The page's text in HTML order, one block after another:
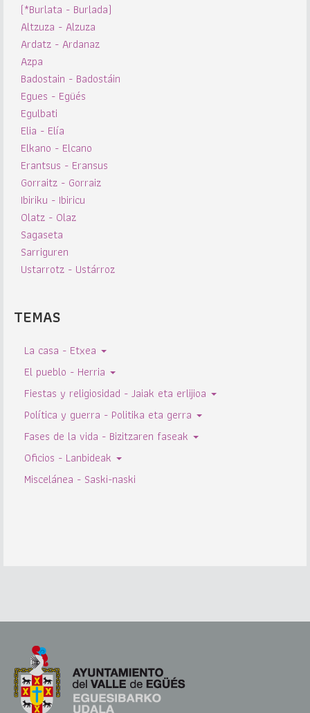
(*Burlata - Burlada)
Altzuza - Alzuza
Ardatz - Ardanaz
Azpa
Badostain - Badostáin
Egues - Egüés
Egulbati
Elia - Elía
Elkano - Elcano
Erantsus - Eransus
Gorraitz - Gorraiz
Ibiriku - Ibiricu
Olatz - Olaz
Sagaseta
Sarriguren
Ustarrotz - Ustárroz
TEMAS
La casa - Etxea
El pueblo - Herria
Fiestas y religiosidad - Jaiak eta erlijioa
Política y guerra - Politika eta gerra
Fases de la vida - Bizitzaren faseak
Oficios - Lanbideak
Miscelánea - Saski-naski